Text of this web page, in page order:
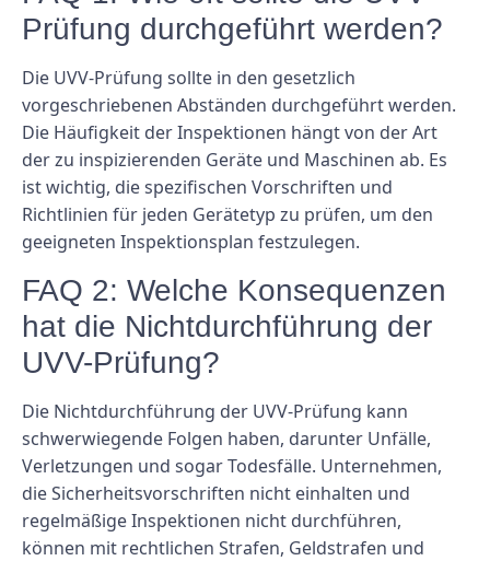
Prüfung durchgeführt werden?
Die UVV-Prüfung sollte in den gesetzlich
vorgeschriebenen Abständen durchgeführt werden.
Die Häufigkeit der Inspektionen hängt von der Art
der zu inspizierenden Geräte und Maschinen ab. Es
ist wichtig, die spezifischen Vorschriften und
Richtlinien für jeden Gerätetyp zu prüfen, um den
geeigneten Inspektionsplan festzulegen.
FAQ 2: Welche Konsequenzen
hat die Nichtdurchführung der
UVV-Prüfung?
Die Nichtdurchführung der UVV-Prüfung kann
schwerwiegende Folgen haben, darunter Unfälle,
Verletzungen und sogar Todesfälle. Unternehmen,
die Sicherheitsvorschriften nicht einhalten und
regelmäßige Inspektionen nicht durchführen,
können mit rechtlichen Strafen, Geldstrafen und